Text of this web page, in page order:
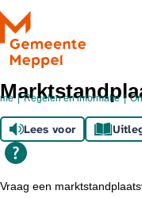
Ga naar de inhoud
Regelen en informatie
Lees voor
Vraag een